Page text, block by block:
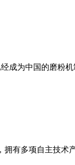
成为中国的磨粉
有多项自主技